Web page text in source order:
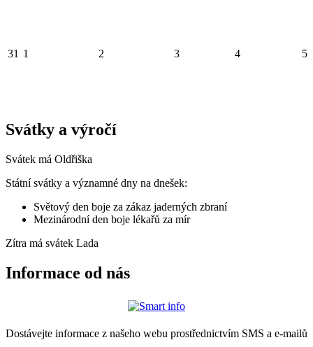
31 1 2 3 4 5
Svátky a výročí
Svátek má Oldřiška
Státní svátky a významné dny na dnešek:
Světový den boje za zákaz jaderných zbraní
Mezinárodní den boje lékařů za mír
Zítra má svátek Lada
Informace od nás
Dostávejte informace z našeho webu prostřednictvím SMS a e-mailů